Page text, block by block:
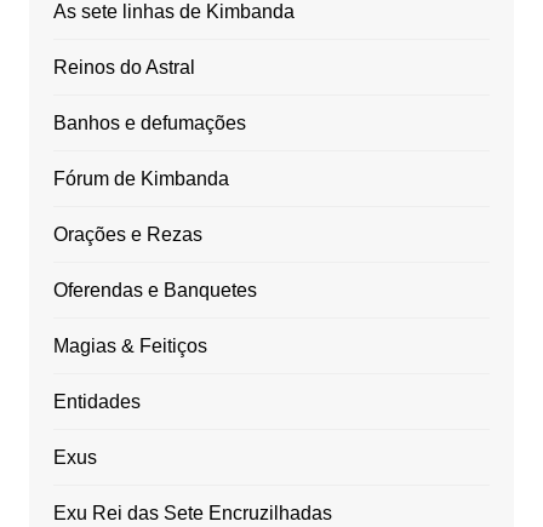
As sete linhas de Kimbanda
Reinos do Astral
Banhos e defumações
Fórum de Kimbanda
Orações e Rezas
Oferendas e Banquetes
Magias & Feitiços
Entidades
Exus
Exu Rei das Sete Encruzilhadas